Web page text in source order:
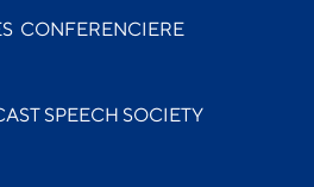
CONFERENCIERE
SPEECH SOCIETY